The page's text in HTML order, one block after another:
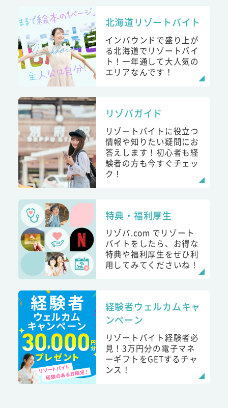
北海道リゾートバイト
インバウンドで盛り上が
る北海道でリゾートバイ
ト！一年通して大人気の
エリアなんです！
リゾバガイド
リゾートバイトに役立つ
情報や知りたい疑問にお
答えします！初心者も経
験者の方も今すぐチェッ
ク！
特典・福利厚生
リゾバ.com でリゾート
バイトをしたら、お得な
特典や福利厚生をぜひ利
用してみてくださいね！
経験者ウェルカムキャ
ンペーン
リゾートバイト経験者必
見！3万円分の電子マネ
ーギフトをGETするチャ
ンス！